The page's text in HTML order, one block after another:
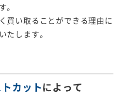
。
買い取ることができる理由に
たします。
カットによって